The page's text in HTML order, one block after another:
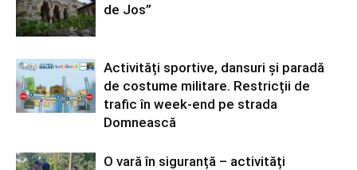
de Jos”
Activități sportive, dansuri și paradă
de costume militare. Restricții de
trafic în week-end pe strada
Domnească
O vară în siguranță – activități